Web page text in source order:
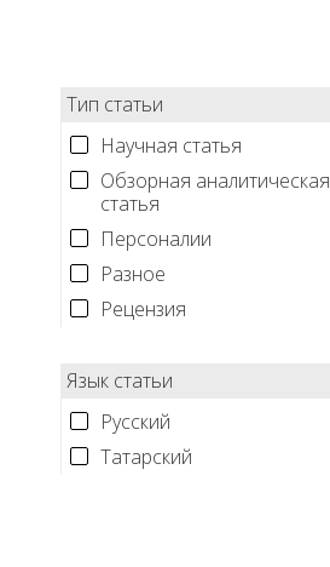
Тип статьи
Научная статья
Обзорная аналитическая
статья
Персоналии
Разное
Рецензия
Язык статьи
Русский
Татарский